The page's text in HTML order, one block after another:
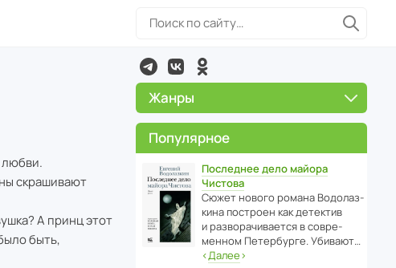
любви.
скрашивают
А принц этот
быть,
Жанры
Популярное
Последнее дело майора
Чистова
Сюжет нового романа Водо­ла­з­
кина пост­роен как дете­ктив
и разво­ра­чи­ва­ется в совре­
менном Пете­р­бурге. Убивают…
‹Далее›